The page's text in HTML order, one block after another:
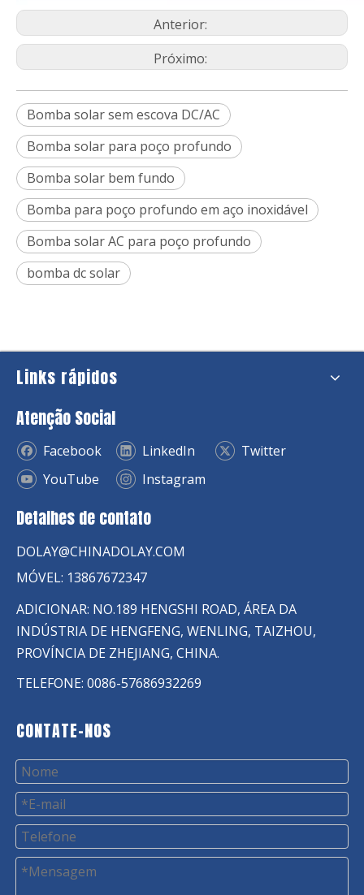
Anterior:
Próximo:
Bomba solar sem escova DC/AC
Bomba solar para poço profundo
Bomba solar bem fundo
Bomba para poço profundo em aço inoxidável
Bomba solar AC para poço profundo
bomba dc solar
Links rápidos
Atenção Social
Facebook LinkedIn
Twitter
YouTube
Instagram
Detalhes de contato
DOLAY@CHINADOLAY.COM
MÓVEL: 13867672347
ADICIONAR: NO.189 HENGSHI ROAD, ÁREA DA
INDÚSTRIA DE HENGFENG, WENLING, TAIZHOU,
PROVÍNCIA DE ZHEJIANG, CHINA.
TELEFONE: 0086-57686932269
CONTATE-NOS